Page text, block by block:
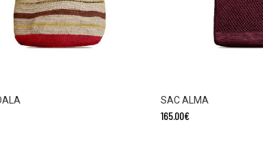
SAC ALMA
165.00€